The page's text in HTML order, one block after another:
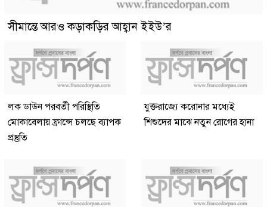
সীমান্তে আরও কড়াকড়ির আহ্বান ইইউ’র
লক ডাউন পরবর্তী পরিস্থিতি
মোকাবেলায় ফ্রান্সে চলছে ব্যাপক
প্রস্তুতি
যুক্তরাজ্যে করোনার মধ্যেই
শিশুদের মাঝে নতুন রোগের হানা